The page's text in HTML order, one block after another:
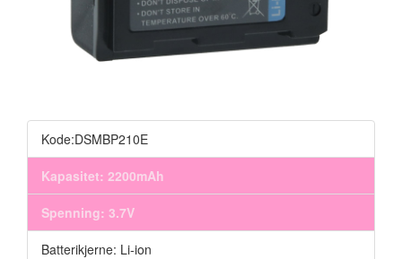
Kode:DSMBP210E
Kapasitet: 2200mAh
Spenning: 3.7V
Batterikjerne: Li-ion